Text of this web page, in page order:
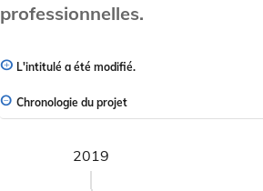
professionnelles.
L'intitulé a été modifié.
Chronologie du projet
2019